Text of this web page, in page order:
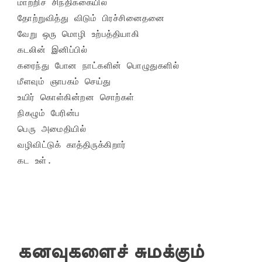
மாற்றிச் சிந்திக்கையில்
தோற்றுவித்து விடும் பிரச்சினைதனை
வேறு ஒரு மொழி உற்பத்தியாகி
கடலின் இனிப்பில்
கரைந்து போன நாட்களின் பொழுதுகளில்
மீளவும் ஞாபகம் செய்து
உயிர் கொள்கின்றன சொற்கள்
நிகழும் பேரின்ப
பெரு அமைதியில்
வழிவிட்டுக் காத்திருக்கிறார்
கனவுகளைச் சுமக்கும்